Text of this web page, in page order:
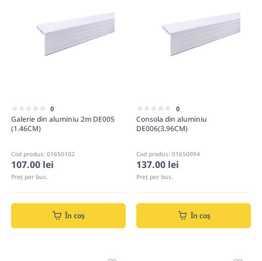
0
Galerie din aluminiu 2m DE005
(1.46CM)
Cod produs: 01650102
107.00 lei
Preț per buc.
În coș
0
Consola din aluminiu
DE006(3.96CM)
Cod produs: 01650094
137.00 lei
Preț per buc.
În coș